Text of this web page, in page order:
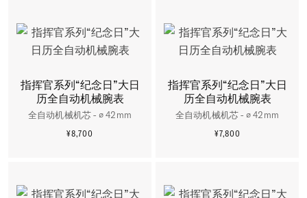
指挥官系列“纪念日”大日
历全自动机械腕表
全自动机械机芯 - ∅ 42mm
¥8,700
指挥官系列“纪念日”大日
历全自动机械腕表
全自动机械机芯 - ∅ 42mm
¥7,800